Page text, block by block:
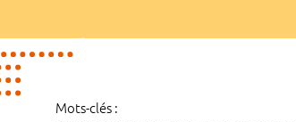
Mots-clés :